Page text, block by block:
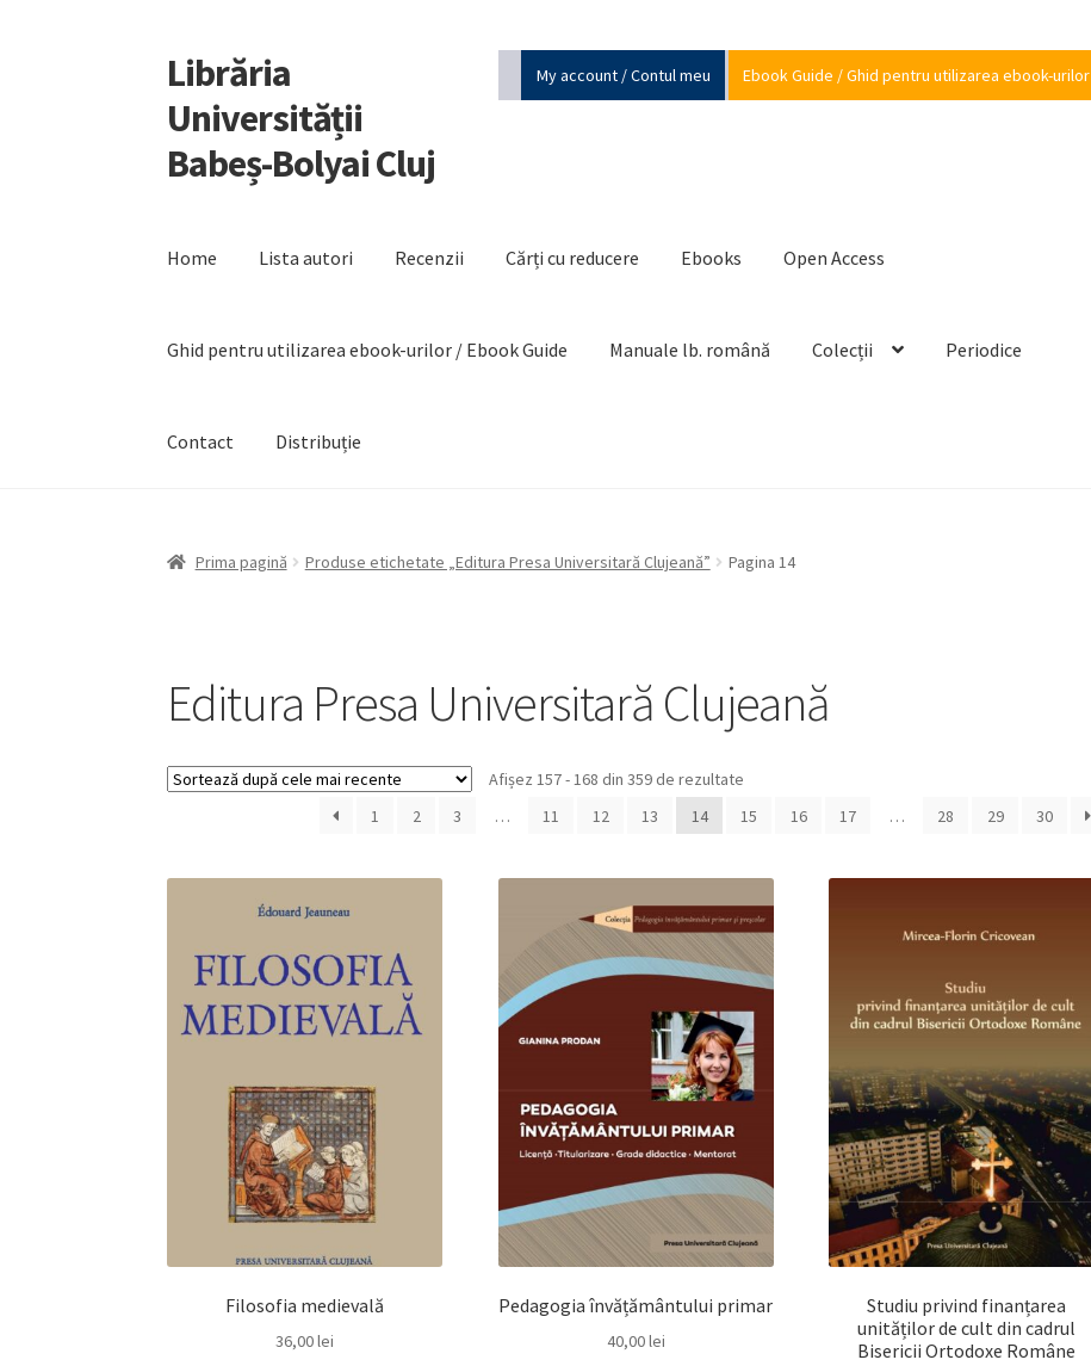
Sari
la
navigare
Sari
la
conținut
Librăria
Universității
Babeș-Bolyai Cluj
My account / Contul meu Ebook Guide / Ghid pentru utilizarea ebook-urilor
Home Lista autori Recenzii Cărți cu reducere Ebooks Open Access
Ghid pentru utilizarea ebook-urilor / Ebook Guide Manuale lb. română Colecții Periodice
Contact Distribuție
Prima pagină Produse etichetate „Editura Presa Universitară Clujeană” Pagina 14
Editura Presa Universitară Clujeană
Afișez 157 - 168 din 359 de rezultate
1
2 3 … 11 12 13 14 15 16 17 … 28 29 30
Filosofia medievală
36,00lei
Pedagogia învățământului primar
40,00lei
Studiu privind finanțarea
unităților de cult din cadrul
Bisericii Ortodoxe Române